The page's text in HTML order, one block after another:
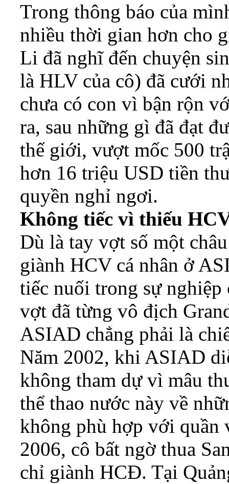
Trong thông báo của
nhiều thời gian hơn cho
Li đã nghĩ đến chuyện
là HLV của cô) đã cưới
chưa có con vì bận rộn
ra, sau những gì đã đạt
thế giới, vượt mốc 500
hơn 16 triệu USD tiền
quyền nghỉ ngơi.
Không tiếc vì thiếu
Dù là tay vợt số một
giành HCV cá nhân ở
tiếc nuối trong sự
vợt đã từng vô địch
ASIAD chẳng phải là
Năm 2002, khi ASIAD
không tham dự vì mâu
thể thao nước này về
không phù hợp với quần
2006, cô bất ngờ thua
chỉ giành HCĐ. Tại